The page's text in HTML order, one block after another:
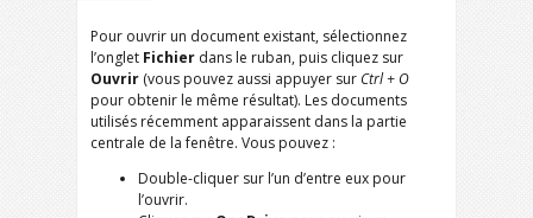
Pour ouvrir un document existant, sélectionnez
l’onglet Fichier dans le ruban, puis cliquez sur
Ouvrir (vous pouvez aussi appuyer sur Ctrl + O
pour obtenir le même résultat). Les documents
utilisés récemment apparaissent dans la partie
centrale de la fenêtre. Vous pouvez :
Double-cliquer sur l’un d’entre eux pour
l’ouvrir.